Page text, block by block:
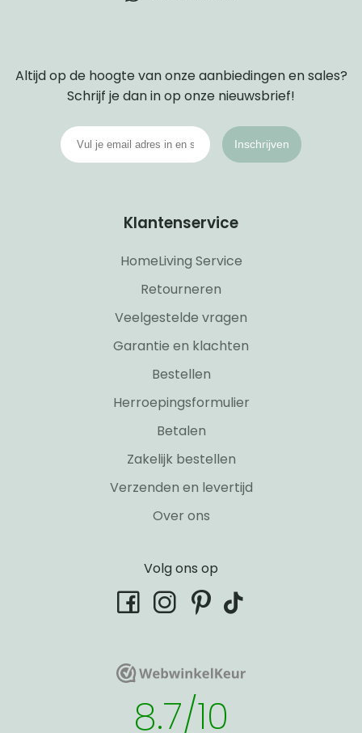
Altijd op de hoogte van onze aanbiedingen en sales?
Schrijf je dan in op onze nieuwsbrief!
Inschrijven
Klantenservice
HomeLiving Service
Retourneren
Veelgestelde vragen
Garantie en klachten
Bestellen
Herroepingsformulier
Betalen
Zakelijk bestellen
Verzenden en levertijd
Over ons
Volg ons op
facebookinstagram
pinterest
tiktok
WebwinkelKeurWebwinkelKeur
8.7/10